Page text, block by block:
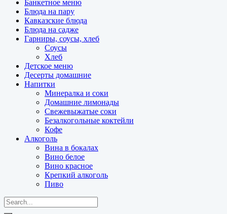
Банкетное меню
Блюда на пару
Кавказские блюда
Блюда на садже
Гарниры, соусы, хлеб
Соусы
Хлеб
Детское меню
Десерты домашние
Напитки
Минералка и соки
Домашние лимонады
Свежевыжатые соки
Безалкогольные коктейли
Кофе
Алкоголь
Вина в бокалах
Вино белое
Вино красное
Крепкий алкоголь
Пиво